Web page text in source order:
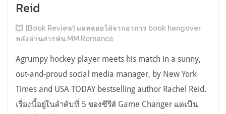
Reid
[Book Review] ผลพลอยได้จากอาการ book hangover
หลังอ่านสารพัน MM Romance
Agrumpy hockey player meets his match in a sunny,
out-and-proud social media manager, by New York
Times and USA TODAY bestselling author Rachel Reid.
เรื่องนี้อยู่ในลำดับที่ 5 ของซีรีส์ Game Changer แต่เป็น